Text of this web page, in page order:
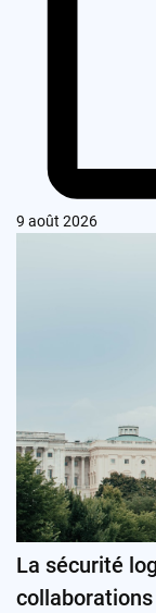
9 août 2026
La sécurité